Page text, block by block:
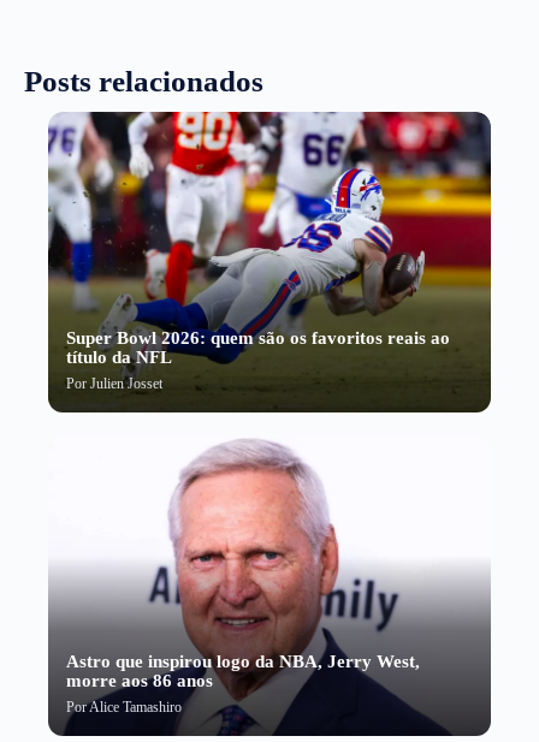
Posts relacionados
Super Bowl 2026: quem são os favoritos reais ao
título da NFL
Por Julien Josset
Astro que inspirou logo da NBA, Jerry West,
morre aos 86 anos
PorAlice Tamashiro